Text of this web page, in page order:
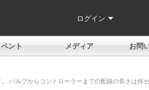
ログイン
ント メディア お問
バルブからコントローラーまでの配線の長さは何セ